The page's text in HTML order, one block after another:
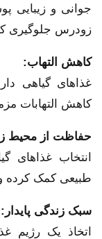
جوانی و زیبایی
زودرس جلوگیری
کاهش التهاب:
غذاهای گیاهی
کاهش التهابات
حفاظت از محیط
انتخاب غذاهای
طبیعی کمک کرده
سبک زندگی پایدار:
اتخاذ یک رژیم